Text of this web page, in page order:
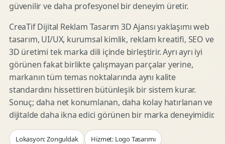
güvenilir ve daha profesyonel bir deneyim üretir.
CreaTif Dijital Reklam Tasarım 3D Ajansı yaklaşımı web
tasarım, UI/UX, kurumsal kimlik, reklam kreatifi, SEO ve
3D üretimi tek marka dili içinde birleştirir. Ayrı ayrı iyi
görünen fakat birlikte çalışmayan parçalar yerine,
markanın tüm temas noktalarında aynı kalite
standardını hissettiren bütünleşik bir sistem kurar.
Sonuç; daha net konumlanan, daha kolay hatırlanan ve
dijitalde daha ikna edici görünen bir marka deneyimidir.
Lokasyon: Zonguldak Hizmet: Logo Tasarımı